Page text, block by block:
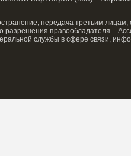
передача третьим
разрешения правообладателя –
службы в сфере связи,